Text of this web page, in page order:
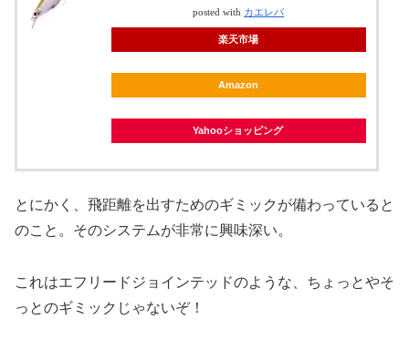
posted with カエレバ
楽天市場
Amazon
Yahooショッピング
とにかく、飛距離を出すためのギミックが備わっていると
のこと。そのシステムが非常に興味深い。
これはエフリードジョインテッドのような、ちょっとやそ
っとのギミックじゃないぞ！